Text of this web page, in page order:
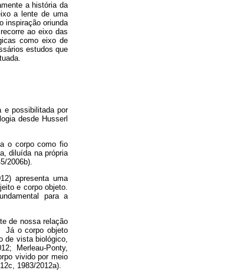
a história da
a lente de uma
inspiração oriunda
ao eixo das
como eixo de
estudos que
e possibilitada por
desde Husserl
o corpo como fio
diluída na própria
2006b).
apresenta uma
e corpo objeto.
para a
de nossa relação
Já o corpo objeto
de vista biológico,
Merleau-Ponty,
vivido por meio
1983/2012a).